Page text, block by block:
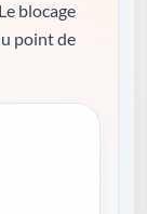
point de